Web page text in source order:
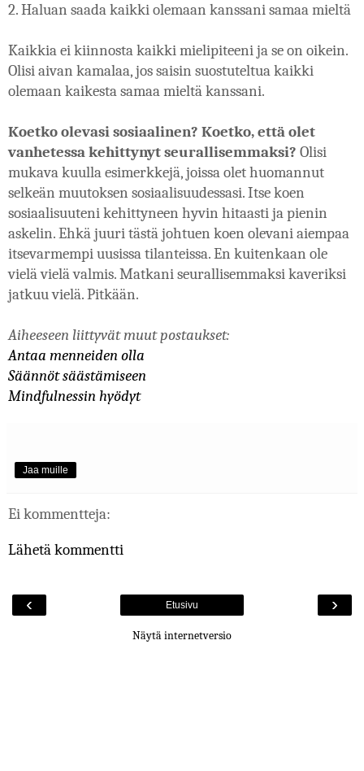
2. Haluan saada kaikki olemaan kanssani samaa mieltä
Kaikkia ei kiinnosta kaikki mielipiteeni ja se on oikein.
Olisi aivan kamalaa, jos saisin suostuteltua kaikki
olemaan kaikesta samaa mieltä kanssani.
Koetko olevasi sosiaalinen? Koetko, että olet
vanhetessa kehittynyt seurallisemmaksi? Olisi
mukava kuulla esimerkkejä, joissa olet huomannut
selkeän muutoksen sosiaalisuudessasi. Itse koen
sosiaalisuuteni kehittyneen hyvin hitaasti ja pienin
askelin. Ehkä juuri tästä johtuen koen olevani aiempaa
itsevarmempi uusissa tilanteissa. En kuitenkaan ole
vielä vielä valmis. Matkani seurallisemmaksi kaveriksi
jatkuu vielä. Pitkään.
Aiheeseen liittyvät muut postaukset:
Antaa menneiden olla
Säännöt säästämiseen
Mindfulnessin hyödyt
Jaa muille
Ei kommentteja:
Lähetä kommentti
‹ ›
Etusivu
Näytä internetversio